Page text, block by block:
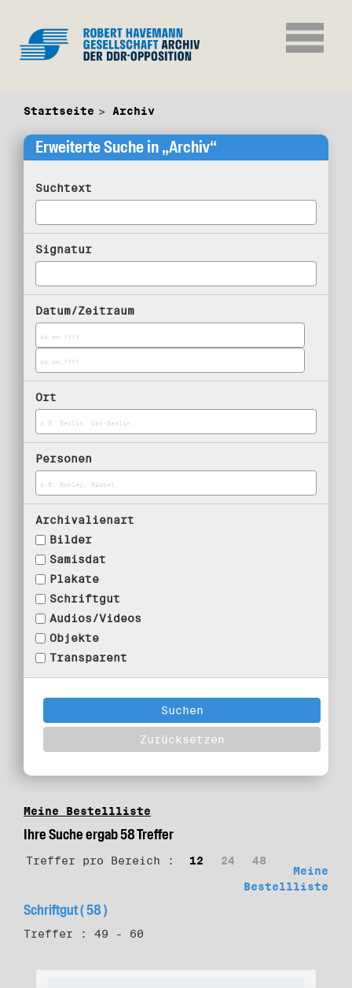
Startseite Archiv
Erweiterte Suche in „Archiv“
Suchtext
Signatur
Datum/Zeitraum
Ort
Personen
Archivalienart
Bilder
Samisdat
Plakate
Schriftgut
Audios/Videos
Objekte
Transparent
Meine Bestellliste
Ihre Suche ergab 58 Treffer
Treffer pro Bereich : 12 24
48
Meine
Bestellliste
Schriftgut ( 58 )
Treffer : 49 - 60